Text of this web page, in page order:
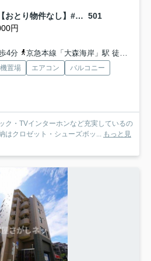
プラウドフラット大森Ⅲ【おとり物件なし】#学生・社会人にオススメ！初期費用分割払いOK！ 501
円
4分
京急本線「大森海岸」駅 徒歩12分
置場 エアコン
バルコニー
ク・TVインターホンなど充実しているの
はクロゼット・シューズボッ... もっと見